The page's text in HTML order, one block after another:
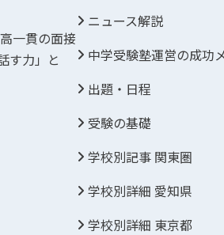
一貫の面接
す力」と
ニュース解説
中学受験塾運営の成功
出題・日程
受験の基礎
学校別記事 関東圏
学校別詳細 愛知県
学校別詳細 東京都